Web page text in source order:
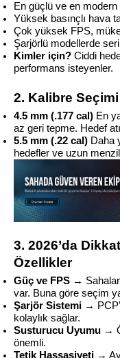
En güçlü ve en
Yüksek basınçlı hava
Çok yüksek FPS,
Şarjörlü modellerde seri
Kimler için? Ciddi
performans isteyenler.
2. Kalibre Seçimi
4.5 mm (.177 cal) En
az geri tepme. Hedef
5.5 mm (.22 cal) Daha
hedefler ve uzun
3. 2026’da
Özellikler
Güç ve FPS →
var. Buna göre seçim
Şarjör Sistemi →
kolaylık sağlar.
Susturucu Uyumu →
önemli.
Tetik Hassasiyeti →